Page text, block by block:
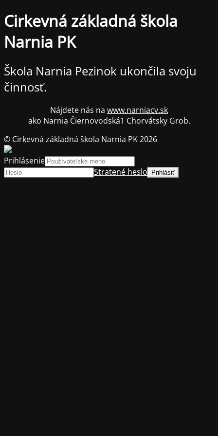
Cirkevná základná škola
Narnia PK
Škola Narnia Pezinok ukončila svoju
činnosť.
Nájdete nás na www.narniacv.sk
ako Narnia Čiernovodská1 Chorvátsky Grob.
© Cirkevná základná škola Narnia PK 2026
Prihlásenie
Stratené heslo